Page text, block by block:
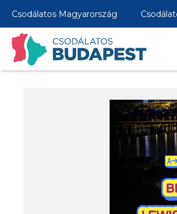
Csodálatos Magyarország